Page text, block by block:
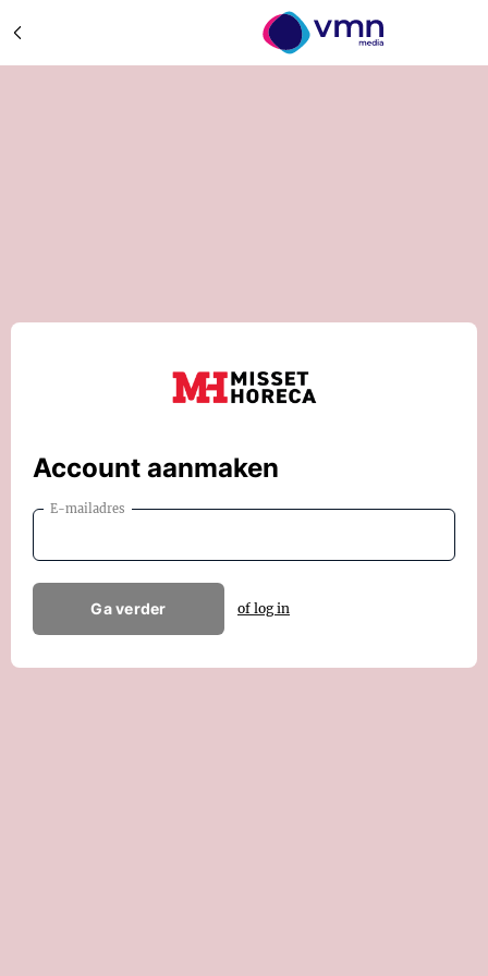
Account aanmaken
E-mailadres
Ga verder of log in